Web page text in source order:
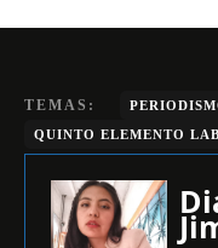
TEMAS:
QUINTO ELEMENTO LAB